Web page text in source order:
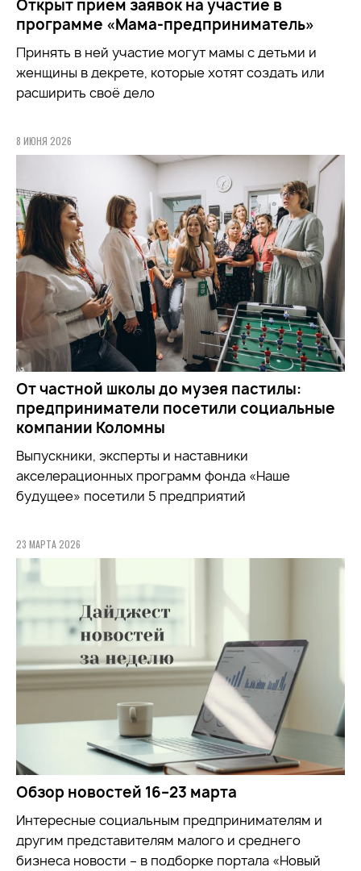
Открыт приём заявок на участие в
программе «Мама-предприниматель»
Принять в ней участие могут мамы с детьми и
женщины в декрете, которые хотят создать или
расширить своё дело
8 ИЮНЯ 2026
От частной школы до музея пастилы:
предприниматели посетили социальные
компании Коломны
Выпускники, эксперты и наставники
акселерационных программ фонда «Наше
будущее» посетили 5 предприятий
23 МАРТА 2026
Обзор новостей 16–23 марта
Интересные социальным предпринимателям и
другим представителям малого и среднего
бизнеса новости – в подборке портала «Новый